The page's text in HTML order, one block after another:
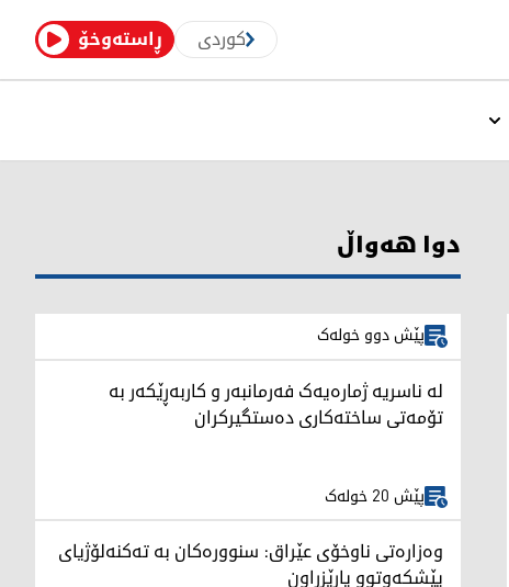
ڕاستەوخۆ کوردی
دوا هەواڵ
پێش دوو خولەک
لە ناسریە ژمارەیەک فەرمانبەر و کاربەڕێکەر بە
تۆمەتی ساختەکاری دەستگیرکران
پێش 20 خولەک
وەزارەتی ناوخۆی عێراق: سنوورەکان بە تەکنەلۆژیای
پێشکەوتوو پارێزراون